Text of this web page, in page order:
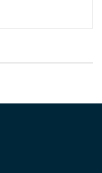
Confira
a
quais
a